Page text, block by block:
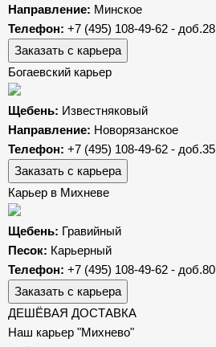
Направление: Минское
Телефон: +7 (495) 108-49-62 - доб.28
Заказать с карьера
Богаевский карьер
Щебень: Известняковый
Направление: Новорязанское
Телефон: +7 (495) 108-49-62 - доб.35
Заказать с карьера
Карьер в Михневе
Щебень: Гравийный
Песок: Карьерный
Телефон: +7 (495) 108-49-62 - доб.80
Заказать с карьера
ДЕШЁВАЯ ДОСТАВКА
Наш карьер "Михнево"